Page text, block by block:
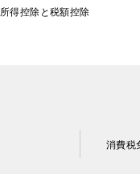
所得控除と税額控除
消費税